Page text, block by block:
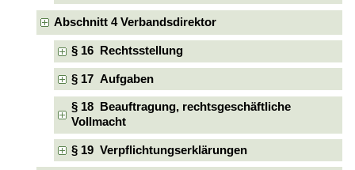
Abschnitt 4 Verbandsdirektor
§ 16 Rechtsstellung
§ 17 Aufgaben
§ 18 Beauftragung, rechtsgeschäftliche
Vollmacht
§ 19 Verpflichtungserklärungen